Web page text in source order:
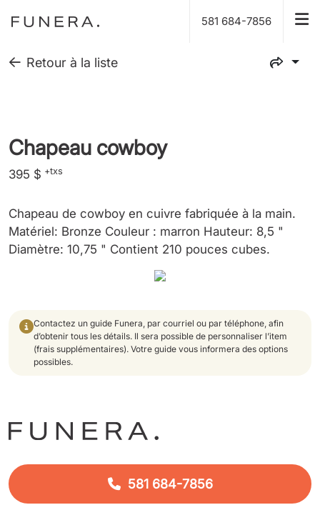
581 684-7856
Retour à la liste
Chapeau cowboy
395 $ +txs
Chapeau de cowboy en cuivre fabriquée à la main.
Matériel: Bronze Couleur : marron Hauteur: 8,5 "
Diamètre: 10,75 " Contient 210 pouces cubes.
Contactez un guide Funera, par courriel ou par téléphone, afin
d’obtenir tous les détails. Il sera possible de personnaliser l’item
(frais supplémentaires). Votre guide vous informera des options
possibles.
581 684-7856